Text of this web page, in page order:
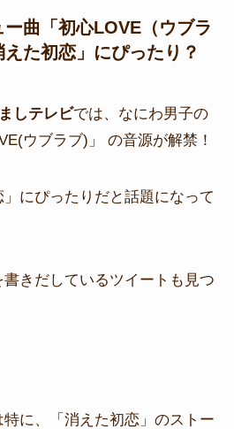
曲「初心LOVE（ウブラ
た初恋」にぴったり？
しテレビでは、なにわ男子の
ウブラブ)」 の音源が解禁！
にぴったりだと話題になって
きだしているツイートも見つ
に、「消えた初恋」のストー